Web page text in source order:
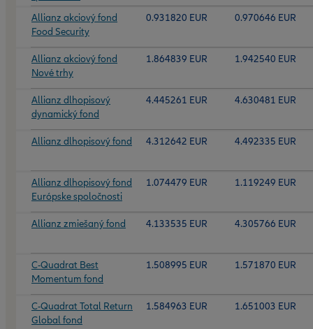
Allianz akciový fond
Food Security
0.931820 EUR 0.970646 EUR
Allianz akciový fond
Nové trhy
1.864839 EUR 1.942540 EUR
Allianz dlhopisový
dynamický fond
4.445261 EUR 4.630481 EUR
Allianz dlhopisový fond 4.312642 EUR 4.492335 EUR
Allianz dlhopisový fond
Európske spoločnosti
1.074479 EUR 1.119249 EUR
Allianz zmiešaný fond 4.133535 EUR 4.305766 EUR
C-Quadrat Best
Momentum fond
1.508995 EUR 1.571870 EUR
C-Quadrat Total Return
Global fond
1.584963 EUR 1.651003 EUR